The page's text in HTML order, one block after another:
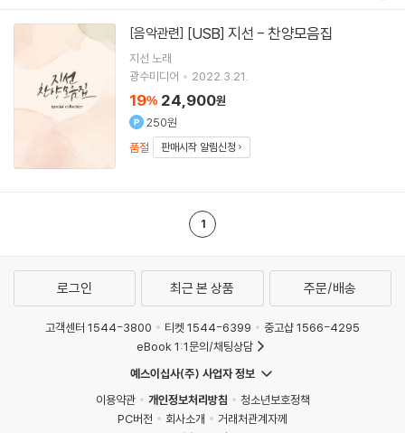
[음악관련] [USB] 지선 - 찬양모음집
지선 노래
광수미디어
2022.3.21.
19% 24,900원
250원
품절
판매시작 알림신청
1
로그인 최근 본 상품 주문/배송
고객센터 1544-3800 티켓 1544-6399
중고샵 1566-4295
eBook 1:1문의/채팅상담
예스이십사(주) 사업자 정보
이용약관
개인정보처리방침
청소년보호정책
PC버전
회사소개
거래처관계자께